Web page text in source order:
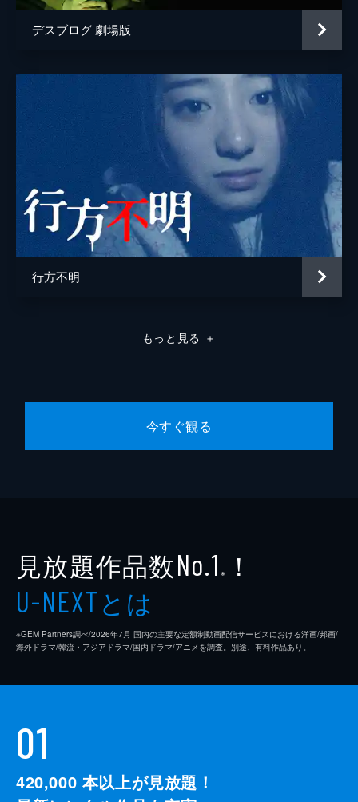
デスブログ 劇場版
行方不明
もっと見る ＋
今すぐ観る
見放題作品数No.1 ※ ！
U-NEXTとは
※GEM Partners調べ/2026年7⽉ 国内の主要な定額制動画配信サービスにおける洋画/邦画/
海外ドラマ/韓流・アジアドラマ/国内ドラマ/アニメを調査。別途、有料作品あり。
01
420,000 本以上が見放題！